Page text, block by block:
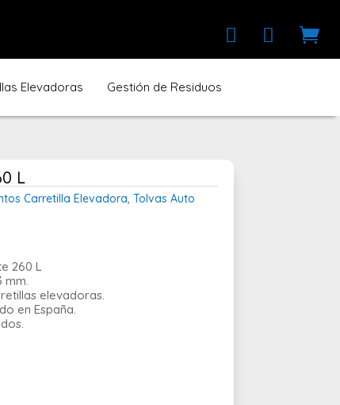
  
Elevadoras Gestión de Residuos
L
Carretilla Elevadora, Tolvas Auto
260 L
mm.
elevadoras.
en España.